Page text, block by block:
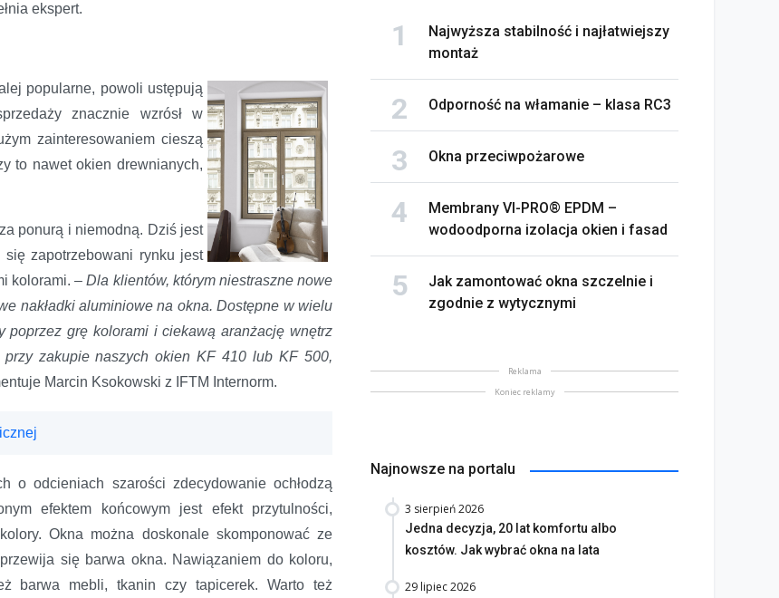
ekspert.
popularne, powoli ustępują
znacznie wzrósł w
zainteresowaniem cieszą
to nawet okien drewnianych,
ponurą i niemodną. Dziś jest
zapotrzebowani rynku jest
kolorami.– Dla klientów, którym niestraszne nowe
nakładki aluminiowe na okna. Dostępne w wielu
grę kolorami i ciekawą aranżację wnętrz
zakupie naszych okien KF 410 lub KF 500,
Marcin Ksokowski z IFTM Internorm.
o odcieniach szarości zdecydowanie ochłodzą
efektem końcowym jest efekt przytulności,
Okna można doskonale skomponować ze
się barwa okna. Nawiązaniem do koloru,
barwa mebli, tkanin czy tapicerek. Warto też
Najwyższa stabilność i najłatwiejszy
montaż
Odporność na włamanie – klasa RC3
Okna przeciwpożarowe
Membrany VI-PRO® EPDM –
wodoodporna izolacja okien i fasad
Jak zamontować okna szczelnie i
zgodnie z wytycznymi
Reklama
Koniec reklamy
Najnowsze na portalu
3 sierpień 2026
Jedna decyzja, 20 lat komfortu albo
kosztów. Jak wybrać okna na lata
29 lipiec 2026